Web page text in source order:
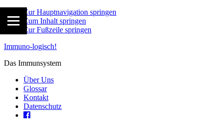
Zur Hauptnavigation springen
Zum Inhalt springen
Zur Fußzeile springen
Immuno-logisch!
Das Immunsystem
Über Uns
Glossar
Kontakt
Datenschutz